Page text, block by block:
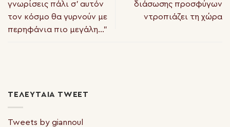
γνωρίσεις πάλι σ’ αυτόν
τον κόσμο θα γυρνούν με
περηφάνια πιο μεγάλη…”
διάσωσης προσφύγων
ντροπιάζει τη χώρα
ΤΕΛΕΥΤΑΊΑ TWEET
Tweets by giannoul